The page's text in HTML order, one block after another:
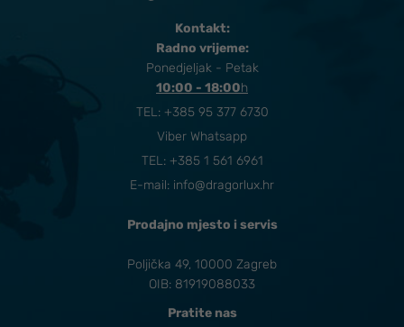
Kontakt:
Radno vrijeme:
Ponedjeljak - Petak
10:00 - 18:00​h
TEL: +385 95 377 6730
Viber Whatsapp
TEL: +385 1 561 6961
E-mail: info@dragorlux.hr
Prodajno mjesto i servis
Poljička 49, 10000 Zagreb
OIB: 81919088033
Pratite nas